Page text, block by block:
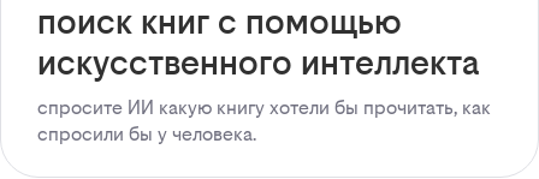
поиск книг с помощью
искусственного интеллекта
спросите ИИ какую книгу хотели бы прочитать, как
спросили бы у человека.